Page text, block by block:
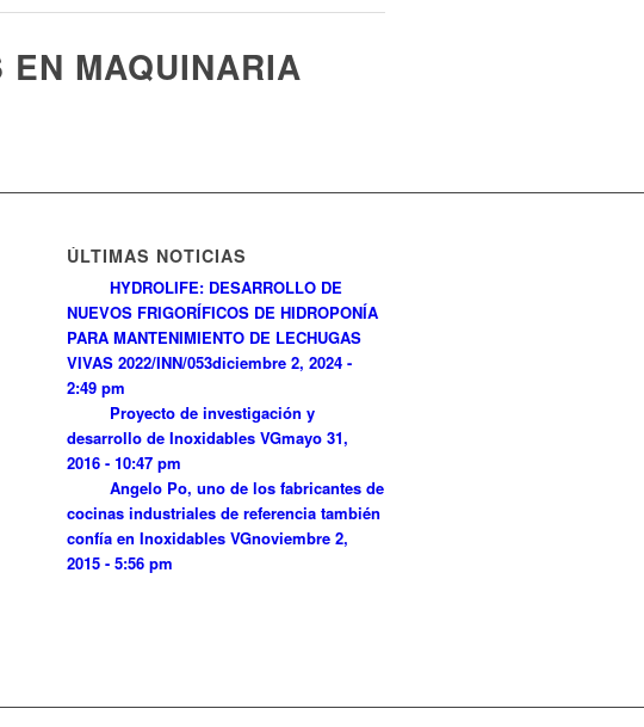
EN MAQUINARIA
ÚLTIMAS NOTICIAS
HYDROLIFE: DESARROLLO DE
NUEVOS FRIGORÍFICOS DE HIDROPONÍA
PARA MANTENIMIENTO DE LECHUGAS
VIVAS 2022/INN/053diciembre 2, 2024 -
2:49 pm
Proyecto de investigación y
desarrollo de Inoxidables VGmayo 31,
2016 - 10:47 pm
Angelo Po, uno de los fabricantes de
cocinas industriales de referencia también
confía en Inoxidables VGnoviembre 2,
2015 - 5:56 pm